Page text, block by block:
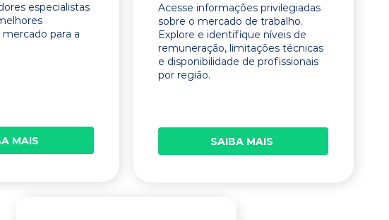
especialistas
para a
MAIS
Acesse informações privilegiadas
sobre o mercado de trabalho.
Explore e identifique níveis de
remuneração, limitações técnicas
e disponibilidade de profissionais
por região.
SAIBA MAIS